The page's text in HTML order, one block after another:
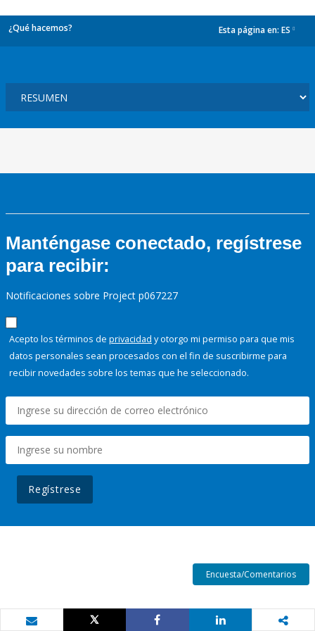
¿Qué hacemos? Esta página en: ES
Manténgase conectado, regístrese
para recibir:
Notificaciones sobre Project p067227
Acepto los términos de privacidad y otorgo mi permiso para que mis
datos personales sean procesados con el fin de suscribirme para
recibir novedades sobre los temas que he seleccionado.
Regístrese
Encuesta/Comentarios